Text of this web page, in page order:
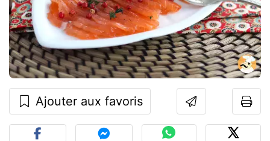
Ajouter aux favoris